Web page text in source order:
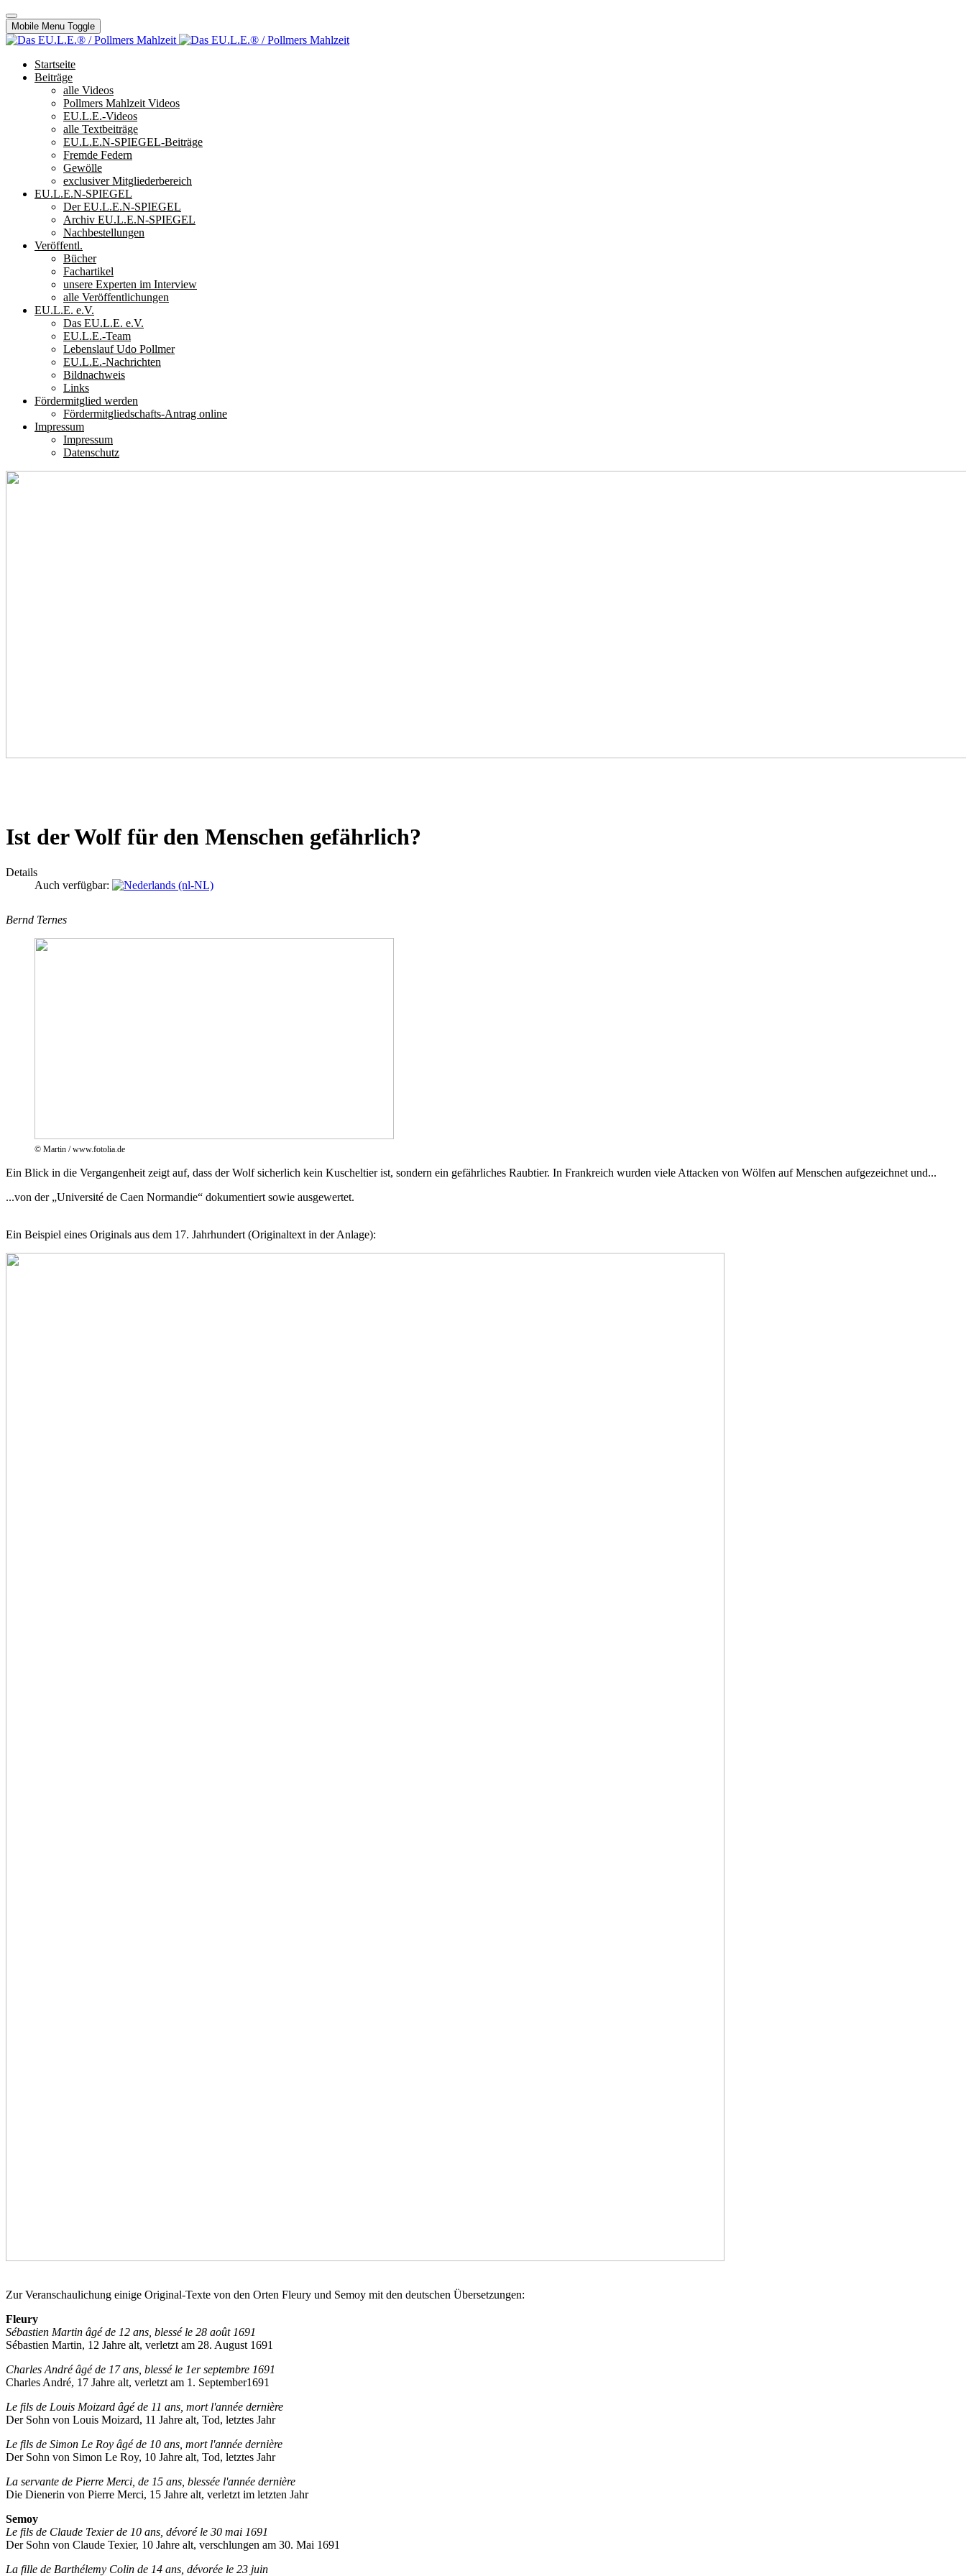
Mobile Menu Toggle
Startseite
Beiträge
alle Videos
Pollmers Mahlzeit Videos
EU.L.E.-Videos
alle Textbeiträge
EU.L.E.N-SPIEGEL-Beiträge
Fremde Federn
Gewölle
exclusiver Mitgliederbereich
EU.L.E.N-SPIEGEL
Der EU.L.E.N-SPIEGEL
Archiv EU.L.E.N-SPIEGEL
Nachbestellungen
Veröffentl.
Bücher
Fachartikel
unsere Experten im Interview
alle Veröffentlichungen
EU.L.E. e.V.
Das EU.L.E. e.V.
EU.L.E.-Team
Lebenslauf Udo Pollmer
EU.L.E.-Nachrichten
Bildnachweis
Links
Fördermitglied werden
Fördermitgliedschafts-Antrag online
Impressum
Impressum
Datenschutz
Ist der Wolf für den Menschen gefährlich?
Details
Auch verfügbar:
Bernd Ternes
© Martin / www.fotolia.de
Ein Blick in die Vergangenheit zeigt auf, dass der Wolf sicherlich kein Kuscheltier ist, sondern ein gefährliches Raubtier. In Frankreich wurden viele Attacken von Wölfen auf Menschen aufgezeichnet und...
...von der „Université de Caen Normandie“ dokumentiert sowie ausgewertet.
Ein Beispiel eines Originals aus dem 17. Jahrhundert (Originaltext in der Anlage):
Zur Veranschaulichung einige Original-Texte von den Orten Fleury und Semoy mit den deutschen Übersetzungen:
Fleury
Sébastien Martin âgé de 12 ans, blessé le 28 août 1691
Sébastien Martin, 12 Jahre alt, verletzt am 28. August 1691
Charles André âgé de 17 ans, blessé le 1er septembre 1691
Charles André, 17 Jahre alt, verletzt am 1. September1691
Le fils de Louis Moizard âgé de 11 ans, mort l'année dernière
Der Sohn von Louis Moizard, 11 Jahre alt, Tod, letztes Jahr
Le fils de Simon Le Roy âgé de 10 ans, mort l'année dernière
Der Sohn von Simon Le Roy, 10 Jahre alt, Tod, letztes Jahr
La servante de Pierre Merci, de 15 ans, blessée l'année dernière
Die Dienerin von Pierre Merci, 15 Jahre alt, verletzt im letzten Jahr
Semoy
Le fils de Claude Texier de 10 ans, dévoré le 30 mai 1691
Der Sohn von Claude Texier, 10 Jahre alt, verschlungen am 30. Mai 1691
La fille de Barthélemy Colin de 14 ans, dévorée le 23 juin